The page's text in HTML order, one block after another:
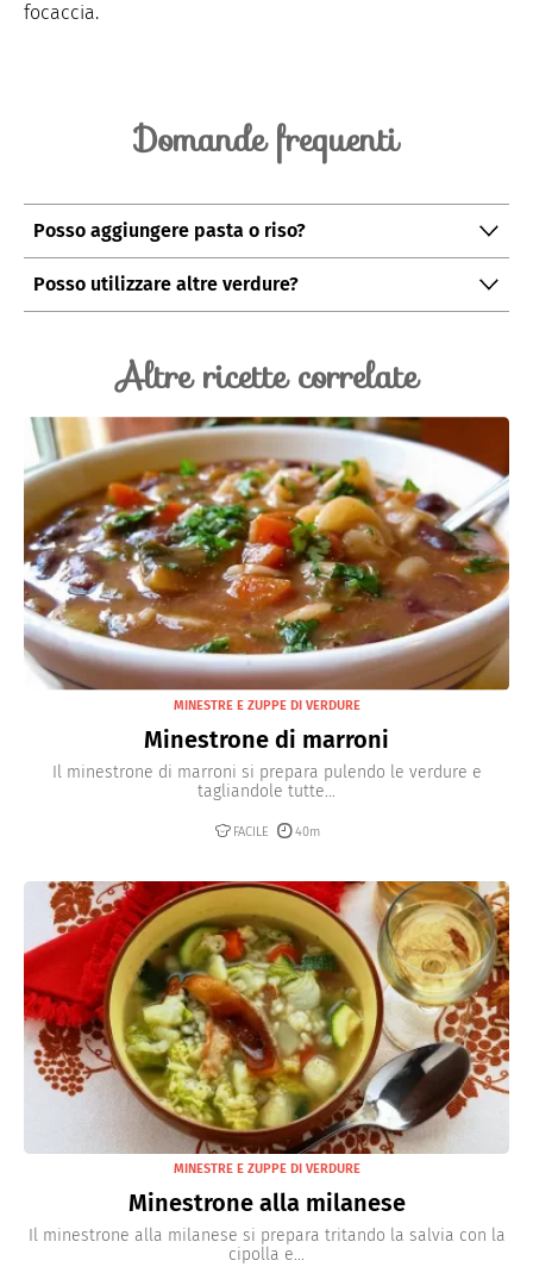
focaccia.
Domande frequenti
Posso aggiungere pasta o riso?
Sì, l’aggiunta di una fonte di carboidrato come pasta o
Posso utilizzare altre verdure?
essere utilizzata per il minestrone e creare infinite
Altre ricette correlate
MINESTRE E ZUPPE DI VERDURE
Minestrone di marroni
Il minestrone di marroni si prepara pulendo le verdure e
tagliandole tutte...
FACILE 40m
MINESTRE E ZUPPE DI VERDURE
Minestrone alla milanese
Il minestrone alla milanese si prepara tritando la salvia con la
cipolla e...